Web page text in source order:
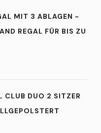
MIT 3 ABLAGEN -
REGAL FÜR BIS ZU
CLUB DUO 2 SITZER